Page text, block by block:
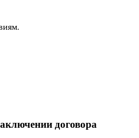
договора